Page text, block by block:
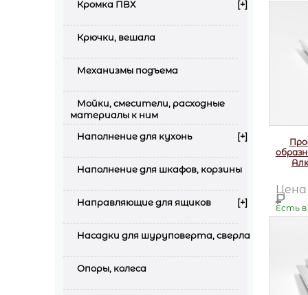
Кромка ПВХ [+]
Крючки, вешала
Механизмы подъема
Мойки, смесители, расходные
материалы к ним
Наполнение для кухонь
[+]
Наполнение для шкафов, корзины
Направляющие для ящиков [+]
Насадки для шуруповерта, сверла
Опоры, колеса
Р
Есть в